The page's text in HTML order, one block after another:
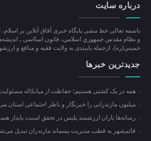
درباره سایت
باسمه تعالی خط مشی پایگاه خبری آفاق آنلاین بر
و نظام مقدس جمهوري اسلامي، قانون اسااسی ـ
خميني(ره)، ازجمله پایبندی به ولايت فقيه و منافع و
جدیدترین خبرها
همه در یک کشتی هستیم؛ حفاظت از میانکاله
میلیون مازندرانی را خبرنگار و ناظر اجتماعی استان
رسانه‌ها یاران ارزشمند پلیس در تحقق امنیت پایدار
قائم‌شهر به قطب مدیریت پسماند مازندران تبدیل